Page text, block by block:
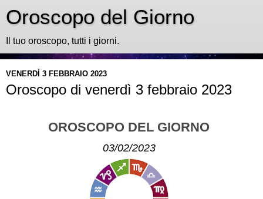
Oroscopo del Giorno
Il tuo oroscopo, tutti i giorni.
VENERDÌ 3 FEBBRAIO 2023
Oroscopo di venerdì 3 febbraio 2023
OROSCOPO DEL GIORNO
03/02/2023